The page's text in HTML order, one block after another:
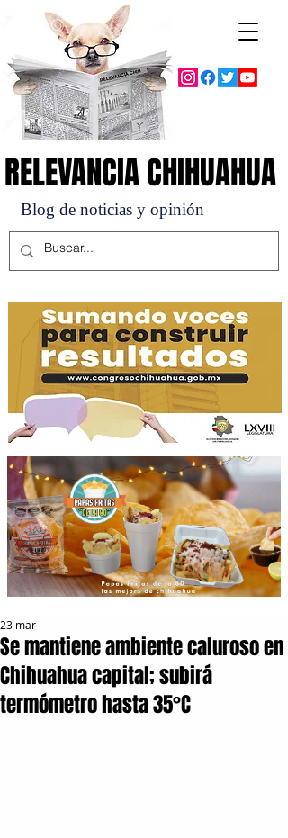
Blog de noticias y opinión
RELEVANCIA CHIHUAHUA
RELEVANCIA CHIHUAHUA
Se mantiene ambiente caluroso en
Chihuahua capital; subirá
termómetro hasta 35°C
23 mar